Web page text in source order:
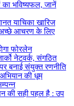
भविष्यफल, जानें
याचिका खारिज
अच्छे आचरण के लिए
फोरलेन
नेटवर्क, संगठित
बनाई संयुक्त रणनीति
की धूम
की सही पहल है : उप